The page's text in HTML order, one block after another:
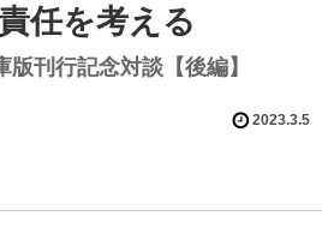
任を考える
版刊行記念対談【後編】
2023.3.5